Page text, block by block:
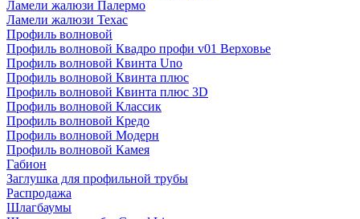
Ламели жалюзи Палермо
Ламели жалюзи Техас
Профиль волновой
Профиль волновой Квадро профи v01 Верховье
Профиль волновой Квинта Uno
Профиль волновой Квинта плюс
Профиль волновой Квинта плюс 3D
Профиль волновой Классик
Профиль волновой Кредо
Профиль волновой Модерн
Профиль волновой Камея
Габион
Заглушка для профильной трубы
Распродажа
Шлагбаумы